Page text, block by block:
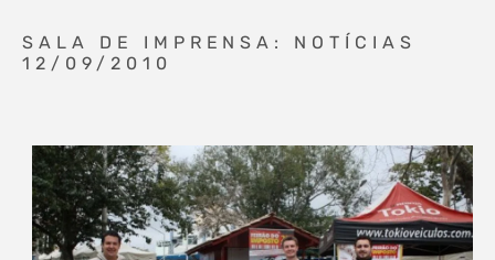
SALA DE IMPRENSA: NOTÍCIAS
12/09/2010